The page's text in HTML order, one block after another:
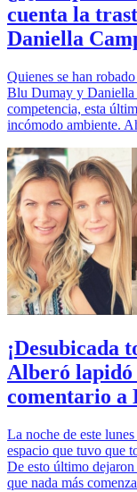
cuenta la
Daniella
Quienes se han
Blu Dumay y Daniella
competencia, esta
incómodo ambiente.
¡Desubicada
Alberó lapidó
comentario a
La noche de este
espacio que tuvo que
De esto último
que nada más